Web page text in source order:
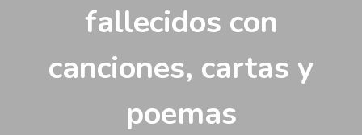
fallecidos con
canciones, cartas y
poemas